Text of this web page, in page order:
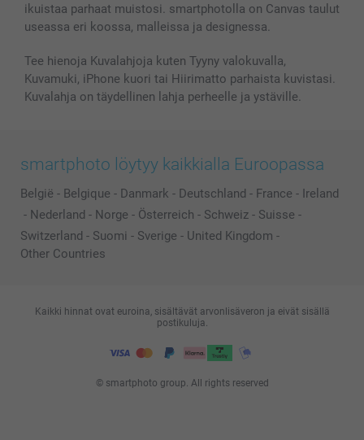
Lahjakortti
Kaikki kuvatuotteet
ikuistaa parhaat muistosi. smartphotolla on Canvas taulut
useassa eri koossa, malleissa ja designessa.
Tee hienoja Kuvalahjoja kuten Tyyny valokuvalla,
Kuvamuki, iPhone kuori tai Hiirimatto parhaista kuvistasi.
Kuvalahja on täydellinen lahja perheelle ja ystäville.
smartphoto löytyy kaikkialla Euroopassa
België - Belgique - Danmark - Deutschland - France - Ireland
- Nederland - Norge - Österreich - Schweiz - Suisse -
Switzerland - Suomi - Sverige - United Kingdom -
Other Countries
© smartphoto group. All rights reserved
Kaikki hinnat ovat euroina, sisältävät arvonlisäveron ja eivät sisällä
postikuluja.